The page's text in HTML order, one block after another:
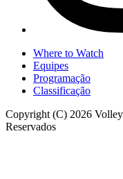
Where to Watch
Equipes
Programação
Classificação
Copyright (C) 2026
Reservados